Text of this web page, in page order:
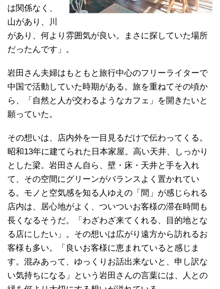
は関係なく、
山があり、川
があり、何より雰囲気が良い。まさに探していた場所
だったんです」。
岩田さん夫婦はもともと旅行中心のフリーライターで
中国で活動していた時期がある。旅を重ねてその頃か
ら、「自然と人が交わるようなカフェ」を開きたいと
願っていた。
その想いは、店内外を一目見るだけで伝わってくる。
昭和13年に建てられた日本家屋。高い天井、しっかり
とした梁。岩田さん自ら、壁・床・天井と手を入れ
て、その空間にグリーンがバランスよく置かれてい
る。モノと空気感を知る人ゆえの「間」が感じられる
店内は、居心地がよく、ついついお客様の滞在時間も
長くなるそうだ。「わざわざ来てくれる、目的地とな
る店にしたい」。その想いは広がり遠方から訪れるお
客様も多い。「良いお客様に恵まれていると感じま
す。混みあって、ゆっくりお話出来ないと、申し訳な
い気持ちになる」という岩田さんの言葉には、人との